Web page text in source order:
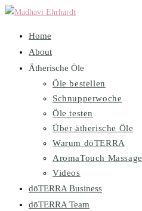
Zum
springen
Home
About
Ätherische Öle
Öle bestellen
Schnupperwoche
Öle testen
Über ätherische Öle
Warum dōTERRA
AromaTouch Massage
Videos
dōTERRA Business
dōTERRA Team